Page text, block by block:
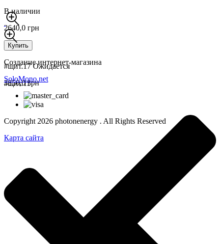
В наличии
2640,0 грн
Купить
#щит.15
#щит.17 Ожидается
3850,0 грн
Создание интернет-магазина
SoloMono.net
Copyright 2026 photonenergy . All Rights Reserved
Карта сайта